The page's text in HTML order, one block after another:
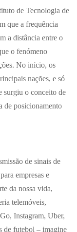
de Tecnologia de
que a frequência
a distância entre o
o fenómeno
No início, os
nações, e só
surgiu o conceito de
de posicionamento
de sinais de
empresas e
da nossa vida,
telemóveis,
Instagram, Uber,
de futebol – imagine